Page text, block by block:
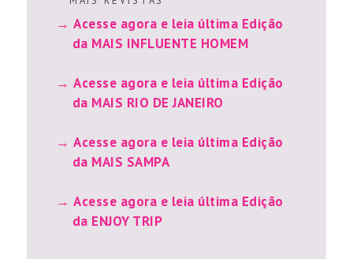
Acesse agora e leia última Edição
da MAIS INFLUENTE HOMEM
Acesse agora e leia última Edição
da MAIS RIO DE JANEIRO
Acesse agora e leia última Edição
da MAIS SAMPA
Acesse agora e leia última Edição
da ENJOY TRIP